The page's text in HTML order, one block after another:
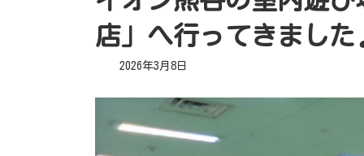
店」へ行ってきまし
最
新
時
:
2026年3月8日